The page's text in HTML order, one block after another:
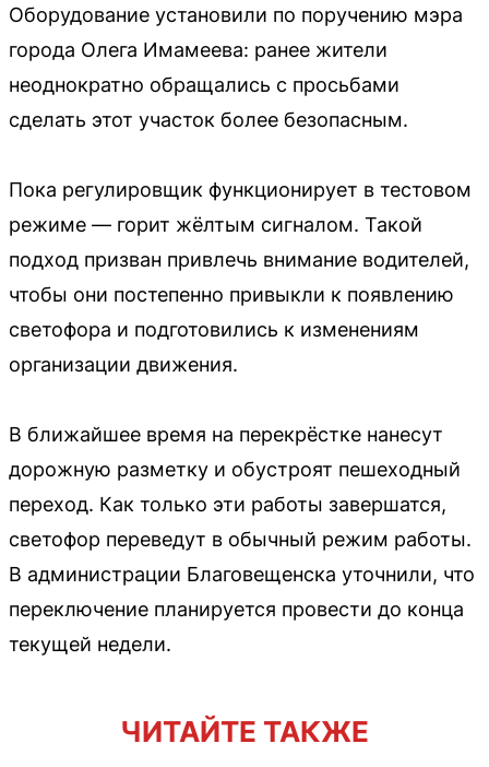
Оборудование установили по поручению мэра
города Олега Имамеева: ранее жители
неоднократно обращались с просьбами
сделать этот участок более безопасным.
Пока регулировщик функционирует в тестовом
режиме — горит жёлтым сигналом. Такой
подход призван привлечь внимание водителей,
чтобы они постепенно привыкли к появлению
светофора и подготовились к изменениям
организации движения.
В ближайшее время на перекрёстке нанесут
дорожную разметку и обустроят пешеходный
переход. Как только эти работы завершатся,
светофор переведут в обычный режим работы.
В администрации Благовещенска уточнили, что
переключение планируется провести до конца
текущей недели.
ЧИТАЙТЕ ТАКЖЕ